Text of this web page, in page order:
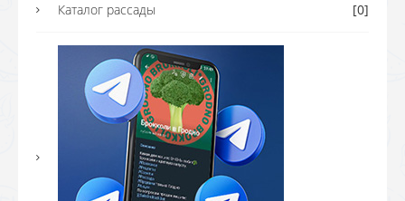
Каталог рассады [0]